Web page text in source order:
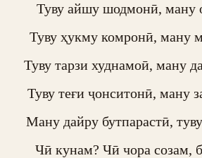
Туву айшу шодмонӣ, ману
Туву ҳукму комронӣ, ману
Туву тарзи худнамоӣ, ману
Туву теғи ҷонситонӣ, ману
Ману дайру бутпарастӣ,
Чӣ кунам? Чӣ чора созам,